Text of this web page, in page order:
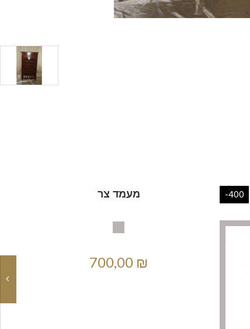
מעמד צר
700,00 ₪
-400